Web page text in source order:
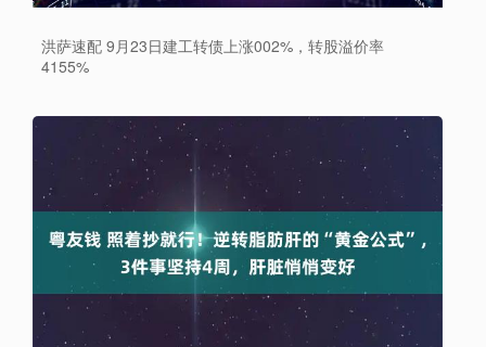
洪萨速配 9月23日建工转债上涨002%，转股溢价率
4155%